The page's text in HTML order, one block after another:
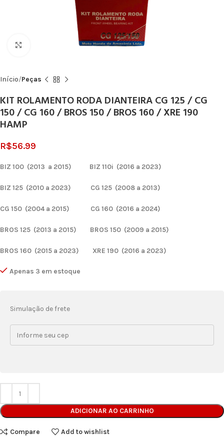
Início Peças
KIT ROLAMENTO RODA DIANTEIRA CG 125 / CG
150 / CG 160 / BROS 150 / BROS 160 / XRE 190
HAMP
R$56.99
BIZ 100 (2013 a 2015) BIZ 110i (2016 a 2023)
BIZ 125 (2010 a 2023) CG 125 (2008 a 2013)
CG 150 (2004 a 2015) CG 160 (2016 a 2024)
BROS 125 (2013 a 2015) BROS 150 (2009 a 2015)
BROS 160 (2015 a 2023) XRE 190 (2016 a 2023)
Apenas 3 em estoque
Simulação de frete
ADICIONAR AO CARRINHO
Compare Add to wishlist